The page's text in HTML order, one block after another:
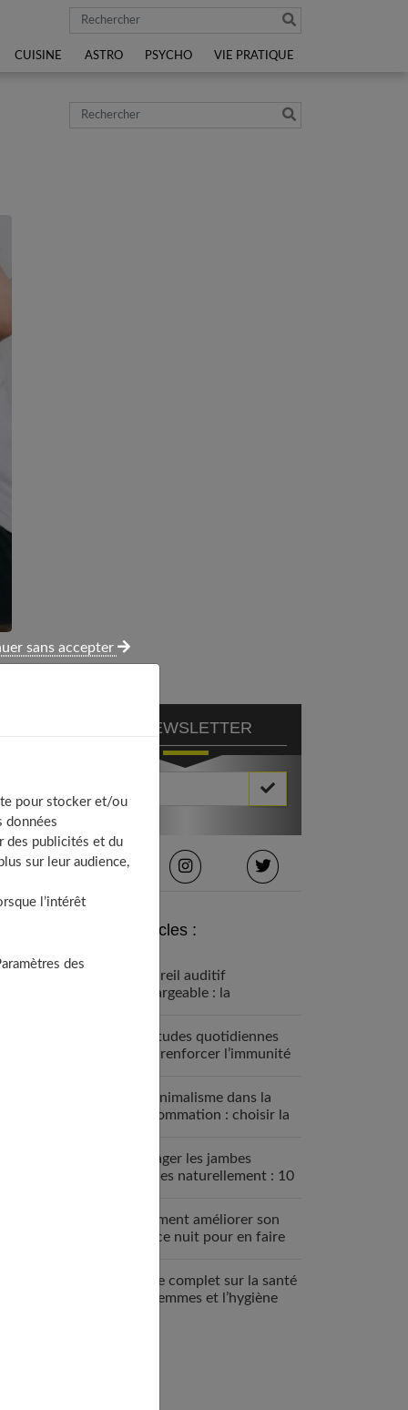
Rechercher
CUISINE ASTRO PSYCHO VIE PRATIQUE
Rechercher
NEWSLETTER
Derniers articles :
Appareil auditif
rechargeable : la
Habitudes quotidiennes
pour renforcer l’immunité
Le minimalisme dans la
consommation : choisir la
Soulager les jambes
lourdes naturellement : 10
Comment améliorer son
espace nuit pour en faire
Guide complet sur la santé
des femmes et l’hygiène
pour stocker et/ou
données
des publicités et du
sur leur audience,
l’intérêt
des
sans accepter